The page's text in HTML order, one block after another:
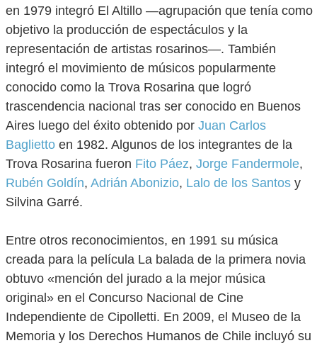
en 1979 integró El Altillo ―agrupación que tenía como
objetivo la producción de espectáculos y la
representación de artistas rosarinos―. También
integró el movimiento de músicos popularmente
conocido como la Trova Rosarina que logró
trascendencia nacional tras ser conocido en Buenos
Aires luego del éxito obtenido por Juan Carlos
Baglietto en 1982. Algunos de los integrantes de la
Trova Rosarina fueron Fito Páez, Jorge Fandermole,
Rubén Goldín, Adrián Abonizio, Lalo de los Santos y
Silvina Garré.
Entre otros reconocimientos, en 1991 su música
creada para la película La balada de la primera novia
obtuvo «mención del jurado a la mejor música
original» en el Concurso Nacional de Cine
Independiente de Cipolletti. En 2009, el Museo de la
Memoria y los Derechos Humanos de Chile incluyó su